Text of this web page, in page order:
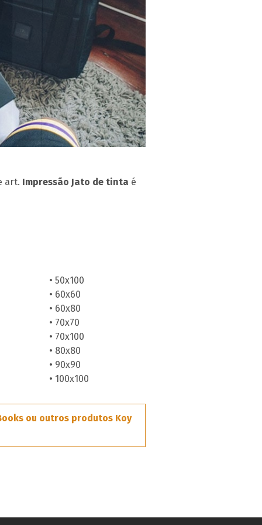
art. Impressão Jato de tinta é
• 50x100
• 60x60
• 60x80
• 70x70
• 70x100
• 80x80
• 90x90
• 100x100
ou outros produtos Koy